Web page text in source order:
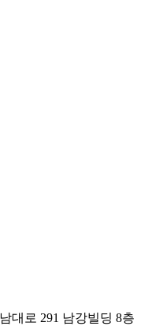
대로 291 남강빌딩 8층